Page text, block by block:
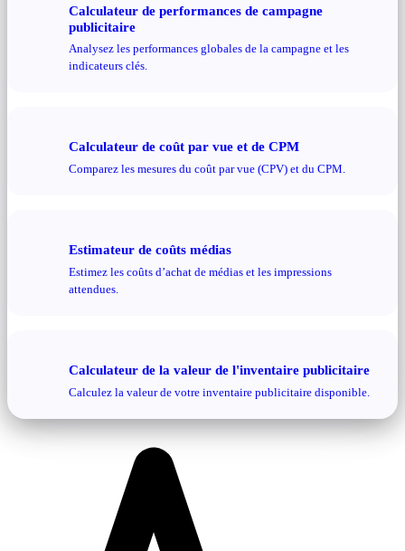
Calculateur de performances de campagne
publicitaire
Analysez les performances globales de la campagne et les
indicateurs clés.
Calculateur de coût par vue et de CPM
Comparez les mesures du coût par vue (CPV) et du CPM.
Estimateur de coûts médias
Estimez les coûts d’achat de médias et les impressions
attendues.
Calculateur de la valeur de l'inventaire publicitaire
Calculez la valeur de votre inventaire publicitaire disponible.